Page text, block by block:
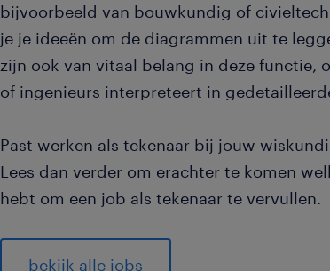
bijvoorbeeld van bouwkundig of
je je ideeën om de diagrammen uit te
zijn ook van vitaal belang in deze functie,
of ingenieurs interpreteert in
Past werken als tekenaar bij jouw
Lees dan verder om erachter te komen
hebt om een job als tekenaar te vervullen.
bekijk alle jobs